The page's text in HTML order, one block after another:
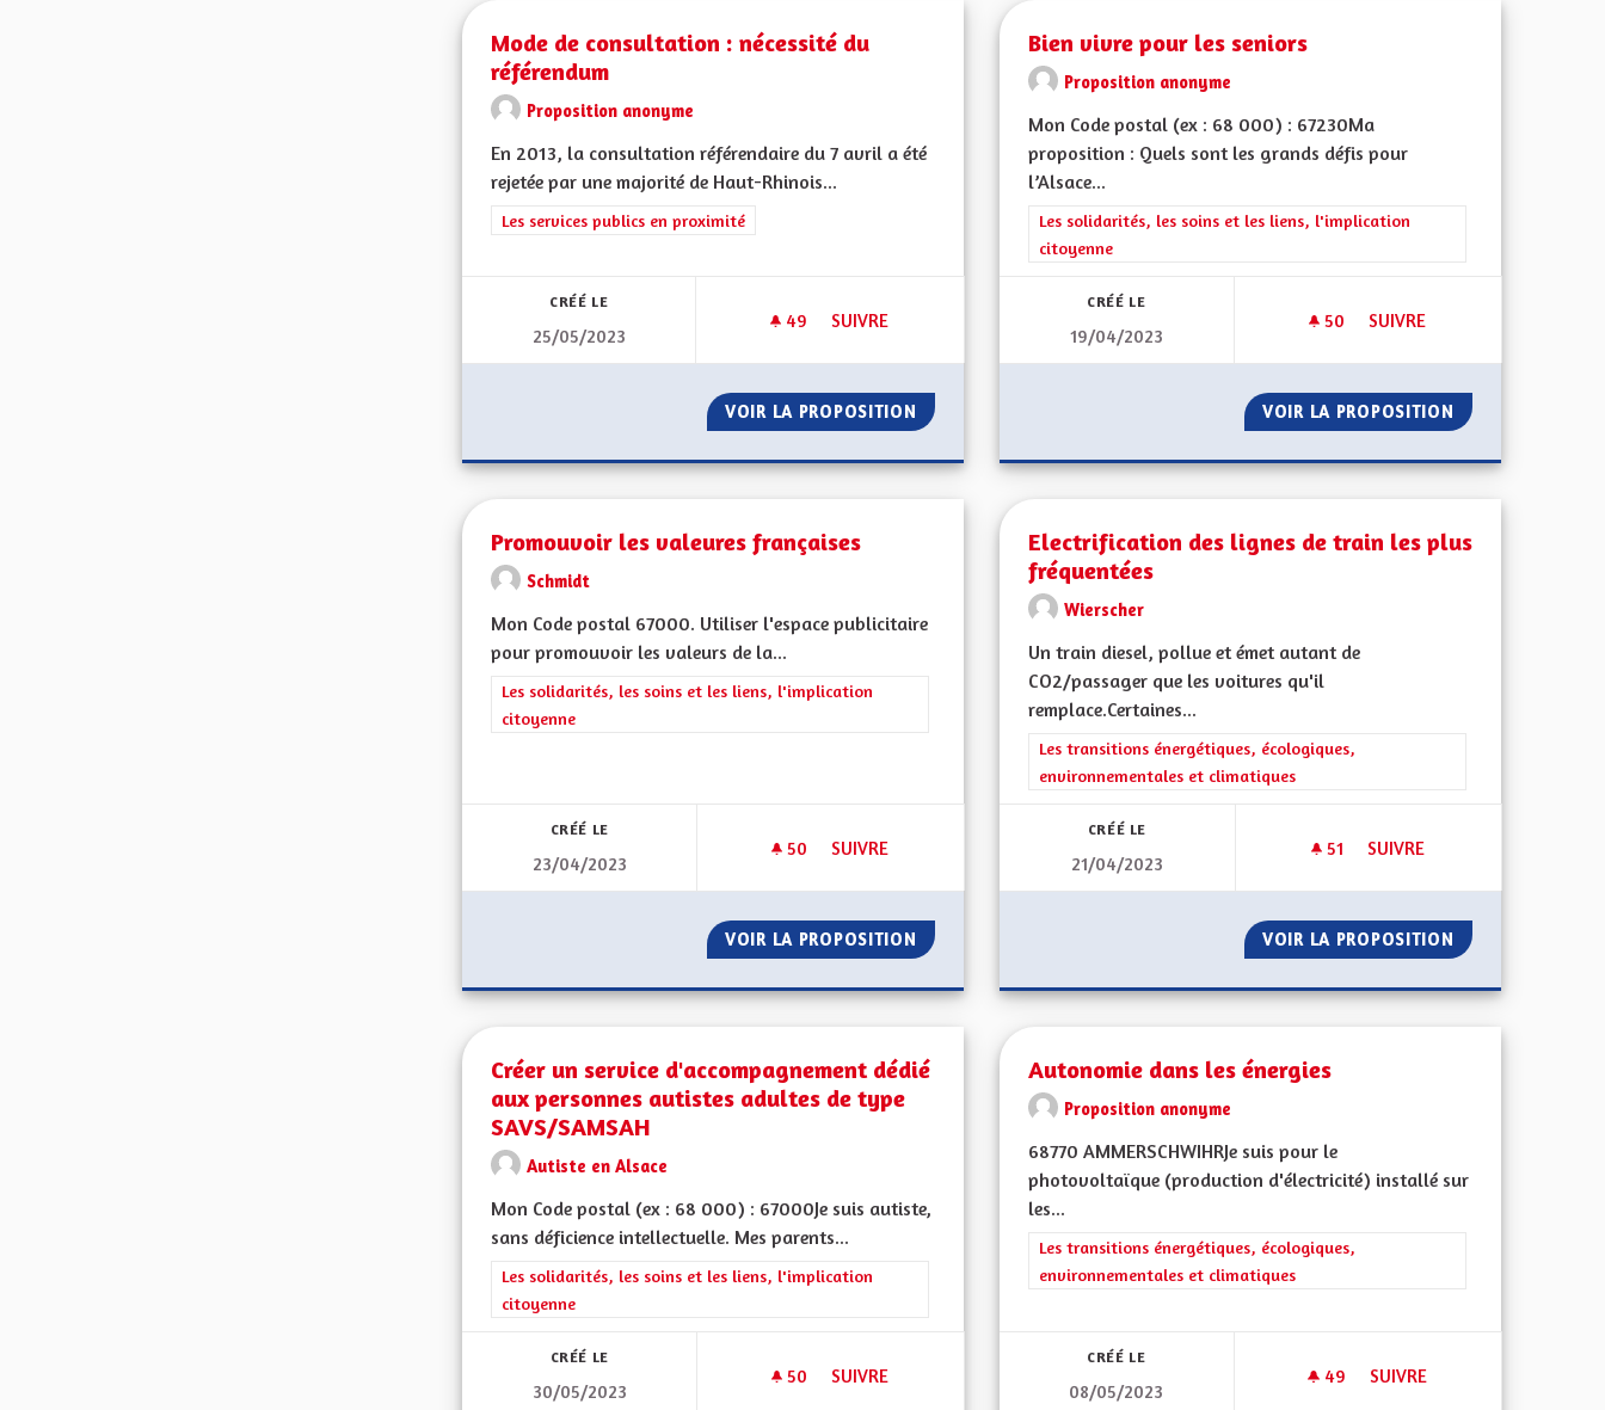
Mode de consultation : nécessité du
référendum
Proposition anonyme
En 2013, la consultation référendaire du 7 avril a été
rejetée par une majorité de Haut-Rhinois...
Filtrer les résultats de la catégorie : Les services publics en proximité
Les services publics en proximité
CRÉÉ LE
25/05/2023
49 49 ABONNÉS
SUIVRE
MODE DE CONSULTATION : NÉCESSITÉ DU RÉFÉRENDUM
VOIR LA PROPOSITION MODE DE CONSULTATION : NÉCESSITÉ DU RÉFÉRENDUM
Bien vivre pour les seniors
Proposition anonyme
Mon Code postal (ex : 68 000) : 67230Ma
proposition : Quels sont les grands défis pour
l’Alsace...
Filtrer les résultats de la catégorie : Les solidarités, les soins et les liens,
Les solidarités, les soins et les liens, l'implication
citoyenne
CRÉÉ LE
19/04/2023
50 50 ABONNÉS
SUIVRE
VOIR LA PROPOSITION BIEN VIVRE
Promouvoir les valeures françaises
Schmidt
Mon Code postal 67000. Utiliser l'espace publicitaire
pour promouvoir les valeurs de la...
Filtrer les résultats de la catégorie : Les solidarités, les soins et les liens, l'implication citoyenne
Les solidarités, les soins et les liens, l'implication
citoyenne
CRÉÉ LE
23/04/2023
50 50 ABONNÉS
SUIVRE
PROMOUVOIR LES VALEURES FRANÇAISES
VOIR LA PROPOSITION PROMOUVOIR LES VALEURES FRANÇAISES
Electrification des lignes de train les plus
fréquentées
Wierscher
Un train diesel, pollue et émet autant de
CO2/passager que les voitures qu'il
remplace.Certaines...
Filtrer les résultats de la catégorie : Les transitions énergétiques,
Les transitions énergétiques, écologiques,
environnementales et climatiques
CRÉÉ LE
21/04/2023
51 51 ABONNÉS
SUIVRE
VOIR LA PROPOSITION
Créer un service d'accompagnement dédié
aux personnes autistes adultes de type
SAVS/SAMSAH
Autiste en Alsace
Mon Code postal (ex : 68 000) : 67000Je suis autiste,
sans déficience intellectuelle. Mes parents...
Filtrer les résultats de la catégorie : Les solidarités, les soins et les liens, l'implication citoyenne
Les solidarités, les soins et les liens, l'implication
citoyenne
CRÉÉ LE
30/05/2023
50 50 ABONNÉS
SUIVRE
CRÉER UN SERVICE D'ACCOMPAGNEMENT DÉDIÉ AUX PERSONNES AUTISTES ADULTES DE TYPE
Autonomie dans les énergies
Proposition anonyme
68770 AMMERSCHWIHRJe suis pour le
photovoltaïque (production d'électricité) installé sur
les...
Filtrer les résultats de la catégorie : Les transitions énergétiques,
Les transitions énergétiques, écologiques,
environnementales et climatiques
CRÉÉ LE
08/05/2023
49 49 ABONNÉS
SUIVRE